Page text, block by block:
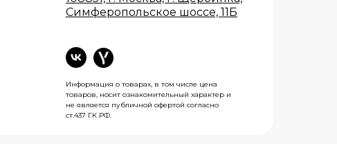
Симферопольское шоссе, 11Б
Информация о товарах, в том числе цена
товаров, носит ознакомительный характер и
не является публичной офертой согласно
ст.437 ГК РФ.